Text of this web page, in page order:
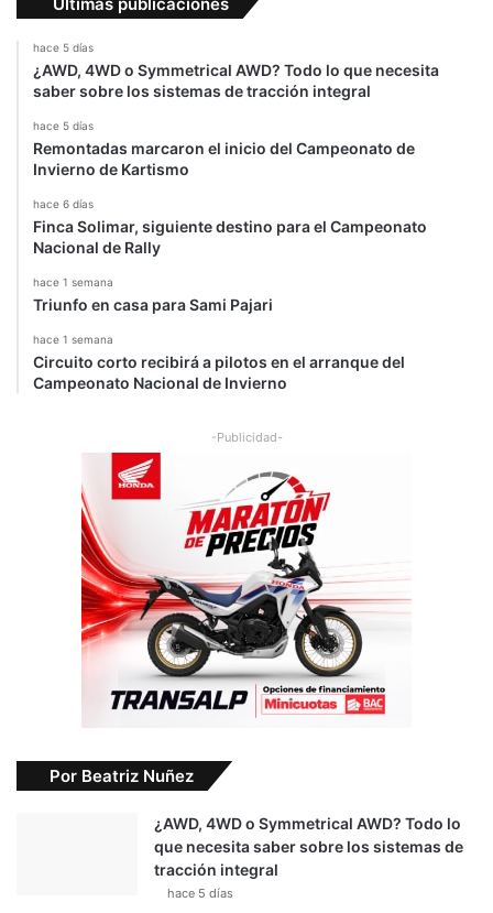
Últimas publicaciones
hace 5 días
¿AWD, 4WD o Symmetrical AWD? Todo lo que necesita
saber sobre los sistemas de tracción integral
hace 5 días
Remontadas marcaron el inicio del Campeonato de
Invierno de Kartismo
hace 6 días
Finca Solimar, siguiente destino para el Campeonato
Nacional de Rally
hace 1 semana
Triunfo en casa para Sami Pajari
hace 1 semana
Circuito corto recibirá a pilotos en el arranque del
Campeonato Nacional de Invierno
-Publicidad-
Por Beatriz Nuñez
¿AWD, 4WD o Symmetrical AWD? Todo lo
que necesita saber sobre los sistemas de
tracción integral
hace 5 días